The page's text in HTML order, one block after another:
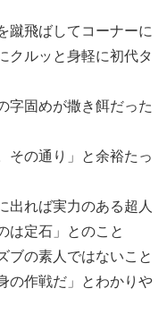
蹴飛ばしてコーナーに
クルッと身軽に初代タ
字固めが撒き餌だった
その通り」と余裕たっ
出れば実力のある超人
は定石」とのこと
ブの素人ではないこと
の作戦だ」とわかりや